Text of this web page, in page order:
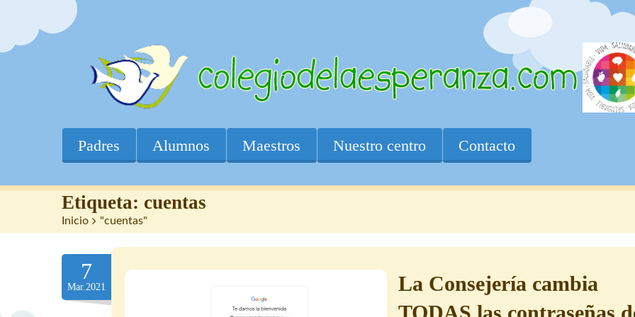
Padres Alumnos Maestros Nuestro centro Contacto
Etiqueta: cuentas
Inicio > "cuentas"
7
Mar.2021
La Consejería cambia